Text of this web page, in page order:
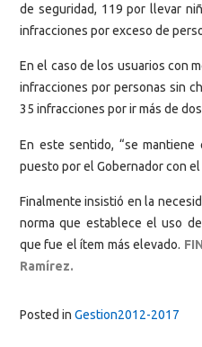
de seguridad, 119 por llevar
infracciones por exceso de
En el caso de los usuarios con
infracciones por personas sin
35 infracciones por ir más de
En este sentido, “se
puesto por el Gobernador con
Finalmente insistió en la
norma que establece el uso
que fue el ítem más elevado.
Ramírez.
Posted in Gestion2012-2017